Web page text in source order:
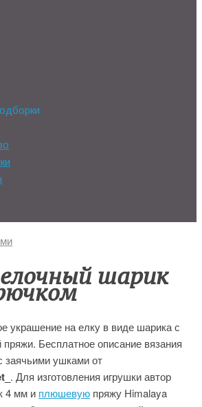
шарик
украшение на елку в виде шарика с
Бесплатное описание вязания
заячьими ушками от
. Для изготовления игрушки автор
4 мм и плюшевую пряжу Himalaya